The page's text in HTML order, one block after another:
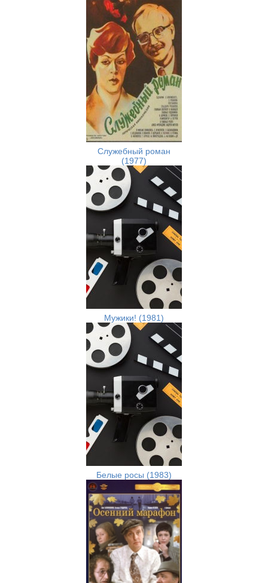
Служебный роман
(1977)
Мужики! (1981)
Белые росы (1983)